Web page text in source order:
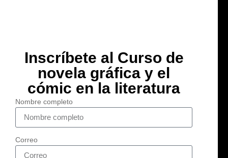
Inscríbete al Curso de
novela gráfica y el
cómic en la literatura
Nombre completo
Correo